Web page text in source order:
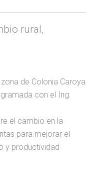
rural,
de Colonia Caroya
con el Ing.
el cambio en la
para mejorar el
y productividad